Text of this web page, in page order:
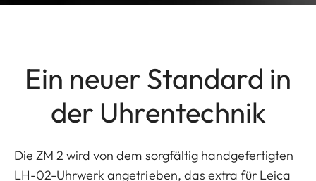
Ein neuer Standard in
der Uhrentechnik
Die ZM 2 wird von dem sorgfältig handgefertigten
LH-02-Uhrwerk angetrieben, das extra für Leica